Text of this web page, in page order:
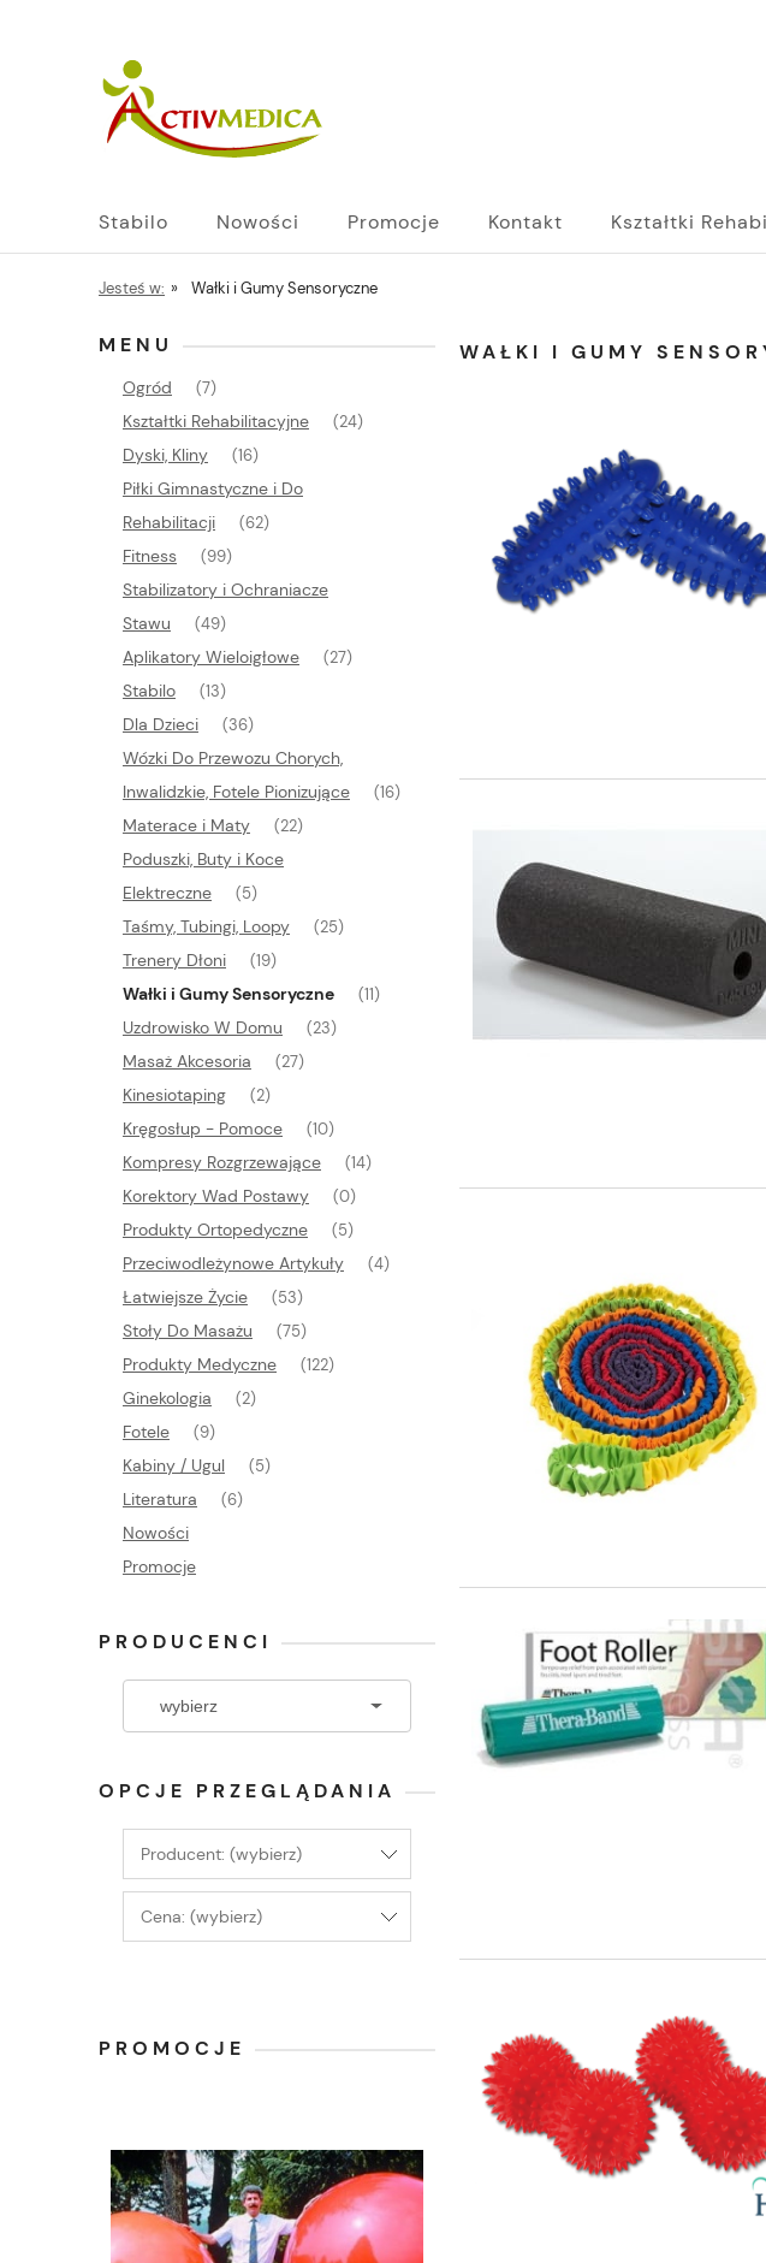
Stabilo Nowości Promocje Kontakt Kształtki
Jesteś w: » Wałki i Gumy Sensoryczne
MENU
Ogród (7)
Kształtki Rehabilitacyjne (24)
Dyski, Kliny (16)
Piłki Gimnastyczne i Do
Rehabilitacji
(62)
Fitness (99)
Stabilizatory i Ochraniacze
Stawu
(49)
Aplikatory Wieloigłowe (27)
Stabilo (13)
Dla Dzieci (36)
Wózki Do Przewozu Chorych,
Inwalidzkie, Fotele Pionizujące
(16)
Materace i Maty (22)
Poduszki, Buty i Koce
Elektreczne
(5)
Taśmy, Tubingi, Loopy (25)
Trenery Dłoni (19)
Wałki i Gumy Sensoryczne (11)
Uzdrowisko W Domu (23)
Masaż Akcesoria (27)
Kinesiotaping (2)
Kręgosłup - Pomoce (10)
Kompresy Rozgrzewające (14)
Korektory Wad Postawy (0)
Produkty Ortopedyczne (5)
Przeciwodleżynowe Artykuły (4)
Łatwiejsze Życie (53)
Stoły Do Masażu (75)
Produkty Medyczne (122)
Ginekologia (2)
Fotele (9)
Kabiny / Ugul (5)
Literatura (6)
Nowości
Promocje
PRODUCENCI
OPCJE PRZEGLĄDANIA
Producent: (wybierz)
Cena: (wybierz)
PROMOCJE
WAŁKI I GUMY